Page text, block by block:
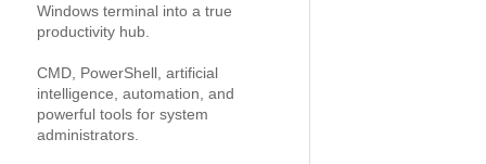
Windows terminal into a true
productivity hub.
CMD, PowerShell, artificial
intelligence, automation, and
powerful tools for system
administrators.